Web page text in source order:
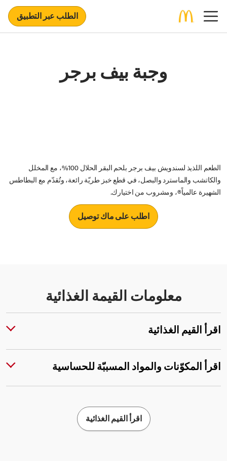
الطلب عبر التطبيق
وجبة بيف برجر
الطعم اللذيذ لسندويش بيف برجر بلحم البقر الحلال 100%، مع المخلل
والكاتشب والماسترد والبصل، في قطع خبز طريّة رائعة، وتُقدّم مع البطاطس
الشهيرة عالمياً®، ومشروب من اختيارك.
اطلب على ماك توصيل
معلومات القيمة الغذائية
اقرأ القيم الغذائية
اقرأ المكوّنات والمواد المسببّة للحساسية
اقرأ القيم الغذائية